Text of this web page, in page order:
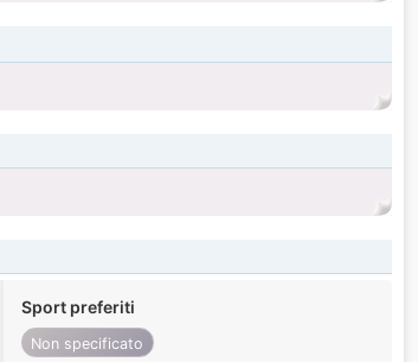
Sport preferiti
Non specificato